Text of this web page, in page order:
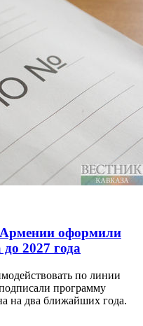
оформили
2027 года
по линии
программу
на два ближайших года.